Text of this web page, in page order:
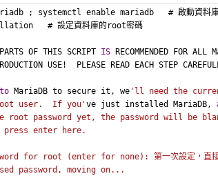
; systemctl enable mariadb   # 啟動資料
# 設定資料庫的root密碼
OF THIS SCRIPT IS RECOMMENDED FOR ALL
USE!  PLEASE READ EACH STEP
MariaDB to secure it, we 'll need the
user.  If you've just installed MariaDB,
root password yet, the password will be
enter here.
for root (enter for none): 第一次設定，直
password, moving on...